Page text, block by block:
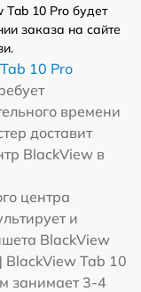
Tab 10 Pro будет
заказа на сайте
10 Pro
времени
доставит
BlackView в
центра
и
BlackView
BlackView Tab 10
занимает 3-4